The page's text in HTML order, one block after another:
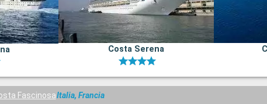
Costa Serena
FascinosaItalia, Francia